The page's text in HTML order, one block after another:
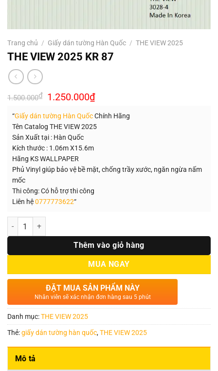
Trang chủ / Giấy dán tường Hàn Quốc / THE VIEW 2025
THE VIEW 2025 KR 87
1.500.000₫ Giá
gốc
1.500.000₫.
1.250.000₫Giá
hiện
là:
1.250.000₫.
“Giấy dán tường Hàn QuốcChính Hãng
Tên Catalog THE VIEW 2025
Sản Xuất tại : Hàn Quốc
Kích thước : 1.06m X15.6m
Hãng KS WALLPAPER
Phủ Vinyl giúp bảo vệ bề mặt, chống trầy xước, ngăn ngừa nấm
mốc
Thi công: Có hỗ trợ thi công
Liên hệ0777773622“
Số lượng
Thêm vào giỏ hàng
MUA NGAY
ĐẶT MUA SẢN PHẨM NÀY
Nhân viên sẽ xác nhận đơn hàng sau 5 phút
Danh mục:THE VIEW 2025
Thẻ:giấy dán tường hàn quốc,THE VIEW 2025
Mô tả